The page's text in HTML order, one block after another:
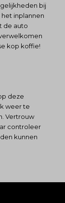
bij
inplannen
de auto
kop koffie!
deze
weer te
Vertrouw
controleer
kunnen